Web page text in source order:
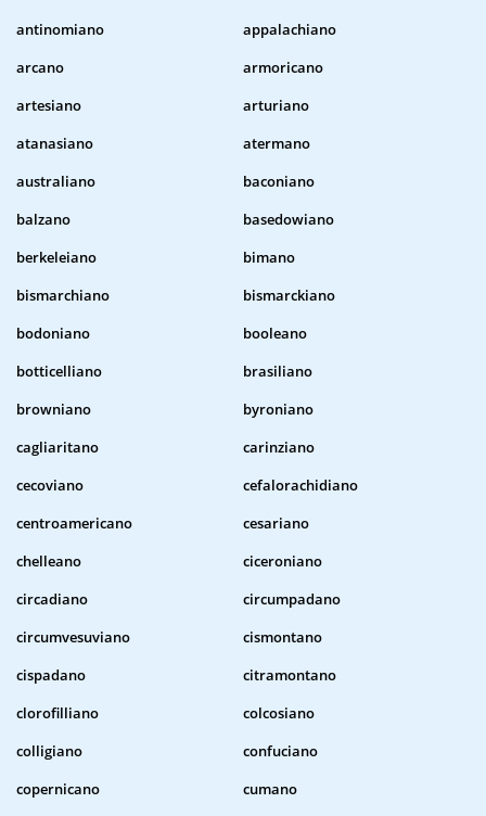
antinomiano
appalachiano
arcano
armoricano
artesiano
arturiano
atanasiano
atermano
australiano
baconiano
balzano
basedowiano
berkeleiano
bimano
bismarchiano
bismarckiano
bodoniano
booleano
botticelliano
brasiliano
browniano
byroniano
cagliaritano
carinziano
cecoviano
cefalorachidiano
centroamericano
cesariano
chelleano
ciceroniano
circadiano
circumpadano
circumvesuviano
cismontano
cispadano
citramontano
clorofilliano
colcosiano
colligiano
confuciano
copernicano
cumano